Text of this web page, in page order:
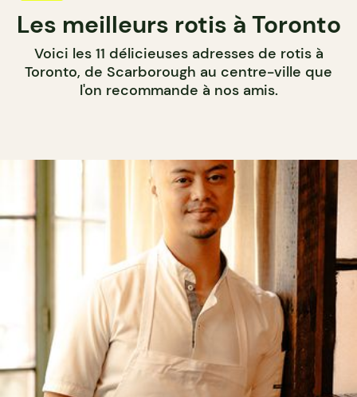
Les meilleurs rotis à Toronto
Voici les 11 délicieuses adresses de rotis à
Toronto, de Scarborough au centre-ville que
l'on recommande à nos amis.